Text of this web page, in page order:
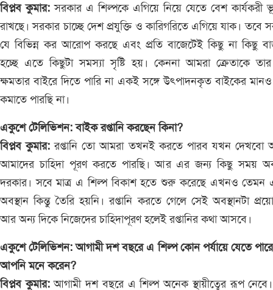
বিপ্লব কুমার: সরকার এ শিল্পকে এগিয়ে নিয়ে যেতে বেশ কার্যকরী
রাখছে। সরকার চাচ্ছে দেশ প্রযুক্তি ও কারিগরিতে এগিয়ে যাক। তবে
যে বিভিন্ন কর আরোপ করছে এবং প্রতি বাজেটেই কিছু না কিছু
হচ্ছে এতে কিছুটা সমস্যা সৃষ্টি হয়। কেননা আমরা ক্রেতাকে
ক্ষমতার বাইরে দিতে পারি না একই সঙ্গে উৎপাদনকৃত বাইকের মানও
কমাতে পারছি না।
একুশে টেলিভিশন: বাইক রপ্তানি করছেন কিনা?
বিপ্লব কুমার: রপ্তানি তো আমরা তখনই করতে পারব যখন দেখবো
আমাদের চাহিদা পূরণ করতে পারছি। আর এর জন্য কিছু সময়
দরকার। সবে মাত্র এ শিল্প বিকাশ হতে শুরু করেছে এখনও তেমন
অবস্থান কিন্তু তৈরি হয়নি। রপ্তানি করতে গেলে সেই অবস্থানটা
আর অন্য দিকে নিজেদের চাহিদাপূরণ হলেই রপ্তানির কথা আসবে।
একুশে টেলিভিশন: আগামী দশ বছরে এ শিল্প কোন পর্যায়ে যেতে
আপনি মনে করেন?
বিপ্লব কুমার:আগামী দশ বছরে এ শিল্প অনেক স্থায়ীত্বের রূপ নেবে।